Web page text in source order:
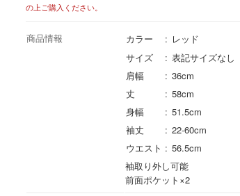
の上ご購入ください。
商品情報 カラー
レッド
サイズ
表記サイズなし
肩幅
36cm
丈
58cm
身幅
51.5cm
袖丈
22-60cm
ウエスト
56.5cm
袖取り外し可能
前面ポケット×2